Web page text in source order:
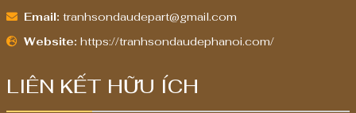
Email: tranhsondaudepart@gmail.com
Website: https://tranhsondaudephanoi.com/
LIÊN KẾT HỮU ÍCH